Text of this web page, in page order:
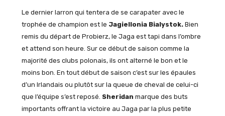
Le dernier larron qui tentera de se carapater avec le
trophée de champion est le Jagiellonia Bialystok. Bien
remis du départ de Probierz, le Jaga est tapi dans l’ombre
et attend son heure. Sur ce début de saison comme la
majorité des clubs polonais, ils ont alterné le bon et le
moins bon. En tout début de saison c’est sur les épaules
d’un Irlandais ou plutôt sur la queue de cheval de celui-ci
que l’équipe s’est reposé. Sheridan marque des buts
importants offrant la victoire au Jaga par la plus petite